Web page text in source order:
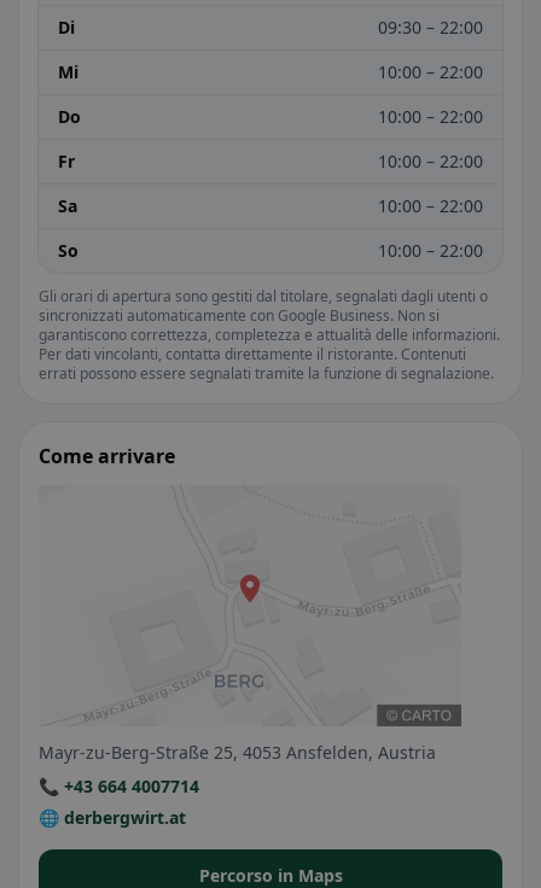
Di
09:30 – 22:00
Mi
10:00 – 22:00
Do
10:00 – 22:00
Fr
10:00 – 22:00
Sa
10:00 – 22:00
So
10:00 – 22:00
Gli orari di apertura sono gestiti dal titolare, segnalati dagli utenti o
sincronizzati automaticamente con Google Business. Non si
garantiscono correttezza, completezza e attualità delle informazioni.
Per dati vincolanti, contatta direttamente il ristorante. Contenuti
errati possono essere segnalati tramite la funzione di segnalazione.
Come arrivare
Mayr-zu-Berg-Straße 25, 4053 Ansfelden, Austria
📞 +43 664 4007714
🌐 derbergwirt.at
Percorso in Maps